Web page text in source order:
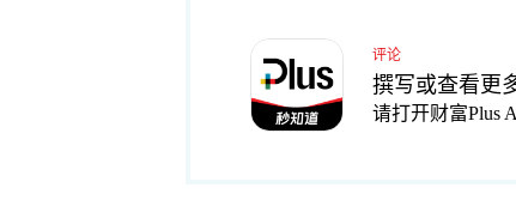
评论
撰写或查看更
请打开财富Plus